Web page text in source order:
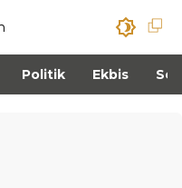
Politik Ekbis